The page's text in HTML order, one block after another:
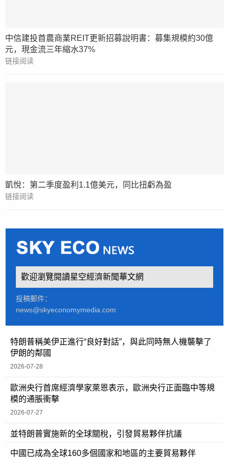
中信建投首農商業REIT更新招募說明書：募集規模約30億
元，現金流三年縮水37%
链接阅读
凱悅：第二季度盈利1.1億美元，同比扭虧為盈
链接阅读
歡迎瀏覽閱讀星空經濟新聞華文網
投稿郵件：
news@skyeconomymedia.com
特朗普稱美伊正進行“良好對話”，與此同時無人機襲擊了
伊朗的鄰國
2026-07-28
歐洲央行首席經濟學家萊恩表示，歐洲央行正面臨中等規
模的通脹衝擊
2026-07-27
並特朗普實施新的全球關稅，引發貿易夥伴抗議
中國已成為全球160多個國家和地區的主要貿易夥伴